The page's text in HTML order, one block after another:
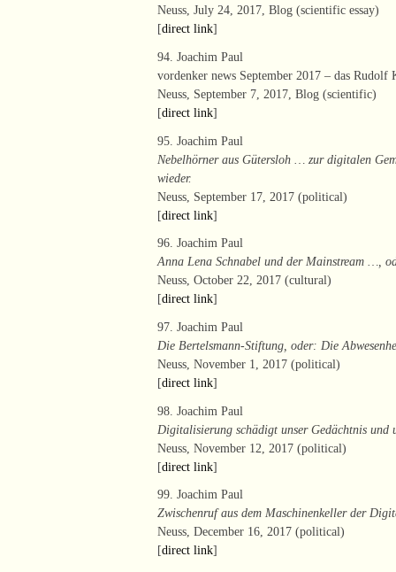
Neuss, July 24, 2017, Blog (scientific essay)
[direct link]
94. Joachim Paul
vordenker news September 2017 – das
Neuss, September 7, 2017, Blog (scientific)
[direct link]
95. Joachim Paul
Nebelhörner aus Gütersloh … zur digitalen
wieder.
Neuss, September 17, 2017 (political)
[direct link]
96. Joachim Paul
Anna Lena Schnabel und der Mainstream …,
Neuss, October 22, 2017 (cultural)
[direct link]
97. Joachim Paul
Die Bertelsmann-Stiftung, oder: Die
Neuss, November 1, 2017 (political)
[direct link]
98. Joachim Paul
Digitalisierung schädigt unser Gedächtnis und
Neuss, November 12, 2017 (political)
[direct link]
99. Joachim Paul
Zwischenruf aus dem Maschinenkeller der
Neuss, December 16, 2017 (political)
[direct link]